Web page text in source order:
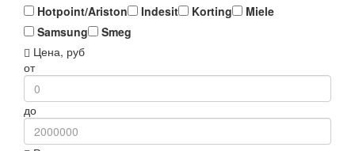
Hotpoint/Ariston
Indesit Korting
Miele
Samsung
Smeg
Цена, руб
от
до